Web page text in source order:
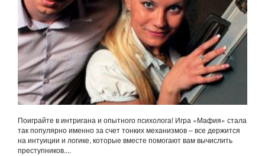
Поиграйте в интригана и опытного психолога! Игра «Мафия» стала
так популярно именно за счет тонких механизмов – все держится
на интуиции и логике, которые вместе помогают вам вычислить
преступников....